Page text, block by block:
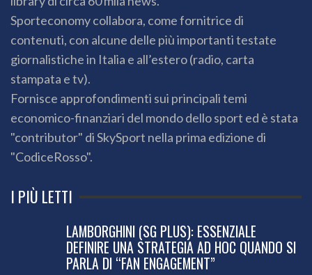
Sporteconomy collabora, come fornitrice di
contenuti, con alcune delle più importanti testate
giornalistiche in Italia e all’estero (radio, carta
stampata e tv).
Fornisce approfondimenti sui principali temi
economico-finanziari del mondo dello sport ed è stata
"contributor" di SkySport nella prima edizione di
"CodiceRosso".
I PIÙ LETTI
LAMBORGHINI (SG PLUS): ESSENZIALE
DEFINIRE UNA STRATEGIA AD HOC QUANDO SI
PARLA DI “FAN ENGAGEMENT”